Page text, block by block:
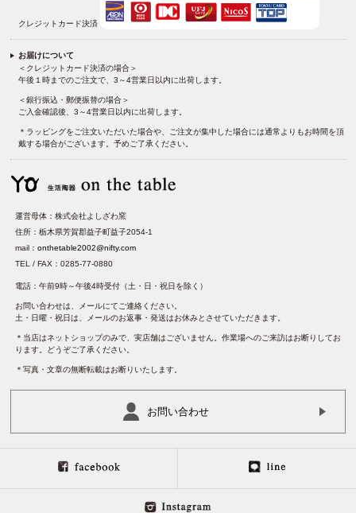
クレジットカード決済
お届けについて
＜クレジットカード決済の場合＞
午後１時までのご注文で、3～4営業日以内に出荷します。
＜銀行振込・郵便振替の場合＞
ご入金確認後、3～4営業日以内に出荷します。
＊ラッピングをご注文いただいた場合や、ご注文が集中した場合には通常よりもお時間を頂
戴する場合がございます。予めご了承ください。
運営母体：株式会社よしざわ窯
住所：栃木県芳賀郡益子町益子2054-1
mail：onthetable2002@nifty.com
TEL / FAX：0285-77-0880
電話：午前9時～午後4時受付（土・日・祝日を除く）
お問い合わせは、メールにてご連絡ください。
土・日曜・祝日は、メールのお返事・発送はお休みとさせていただきます。
＊当店はネットショップのみで、実店舗はございません。作業場へのご来訪はお断りしてお
ります。どうぞご了承ください。
＊写真・文章の無断転載はお断りいたします。
お問い合わせ